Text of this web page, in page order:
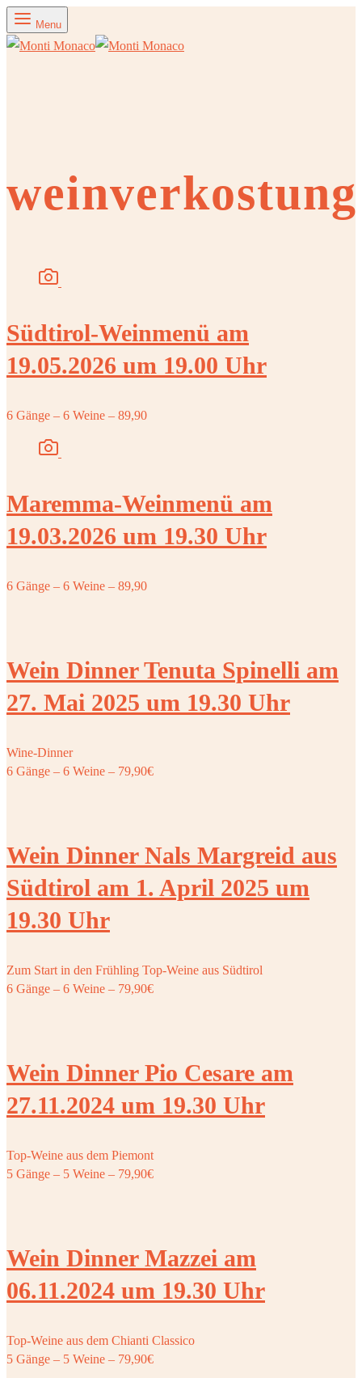
Menu
weinverkostung
Südtirol-Weinmenü am
19.05.2026 um 19.00 Uhr
6 Gänge – 6 Weine – 89,90
Maremma-Weinmenü am
19.03.2026 um 19.30 Uhr
6 Gänge – 6 Weine – 89,90
Wein Dinner Tenuta Spinelli am
27. Mai 2025 um 19.30 Uhr
Wine-Dinner
6 Gänge – 6 Weine – 79,90€
Wein Dinner Nals Margreid aus
Südtirol am 1. April 2025 um
19.30 Uhr
Zum Start in den Frühling Top-Weine aus Südtirol
6 Gänge – 6 Weine – 79,90€
Wein Dinner Pio Cesare am
27.11.2024 um 19.30 Uhr
Top-Weine aus dem Piemont
5 Gänge – 5 Weine – 79,90€
Wein Dinner Mazzei am
06.11.2024 um 19.30 Uhr
Top-Weine aus dem Chianti Classico
5 Gänge – 5 Weine – 79,90€